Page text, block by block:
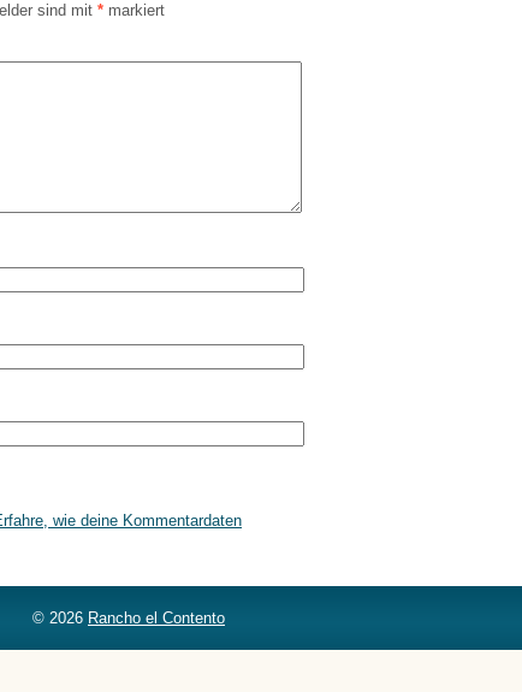
sind mit * markiert
wie deine Kommentardaten
© 2026 Rancho el Contento